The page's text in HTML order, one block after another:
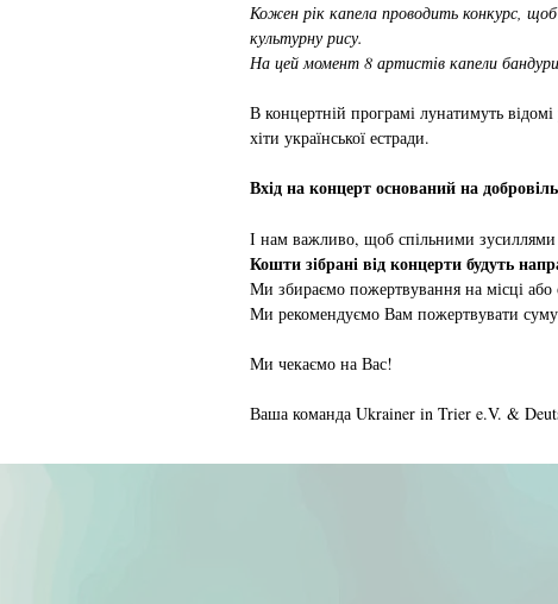
Кожен рік капела проводить конкурс, щоб
культурну рису.
На цей момент 8 артистів капели
В концертній програмі лунатимуть відомі
хіти української естради.
Вхід на концерт оснований на
І нам важливо, щоб спільними
Кошти зібрані від концерти будуть
Ми збираємо пожертвування на місці
Ми рекомендуємо Вам пожертвувати суму
Ми чекаємо на Вас!
Ваша команда Ukrainer in Trier e.V. &